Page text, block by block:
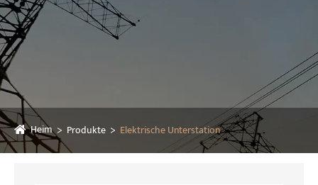
Heim Produkte Elektrische Unterstation